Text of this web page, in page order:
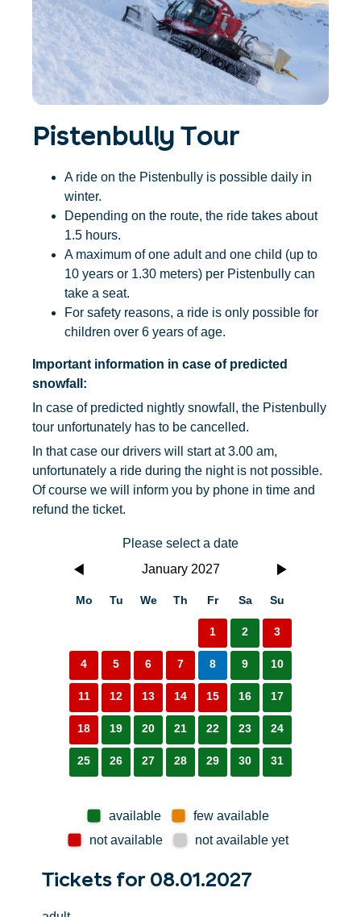
Accommodatie
vinden
Ticket- &
Nederlands
+43/5476/6239
info@serfaus-fiss-ladis.at